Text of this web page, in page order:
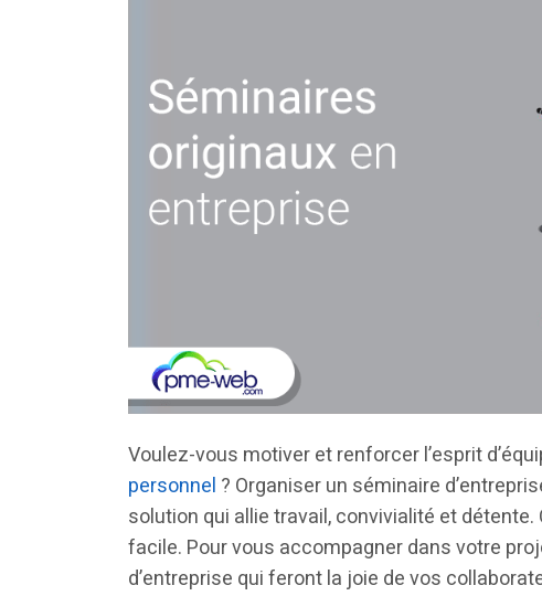
Voulez-vous motiver et renforcer l’esprit
personnel ? Organiser un séminaire
solution qui allie travail, convivialité et
facile. Pour vous accompagner dans votre
d’entreprise qui feront la joie de vos